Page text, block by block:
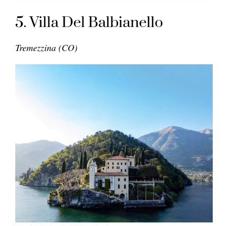
5. Villa Del Balbianello
Tremezzina (CO)